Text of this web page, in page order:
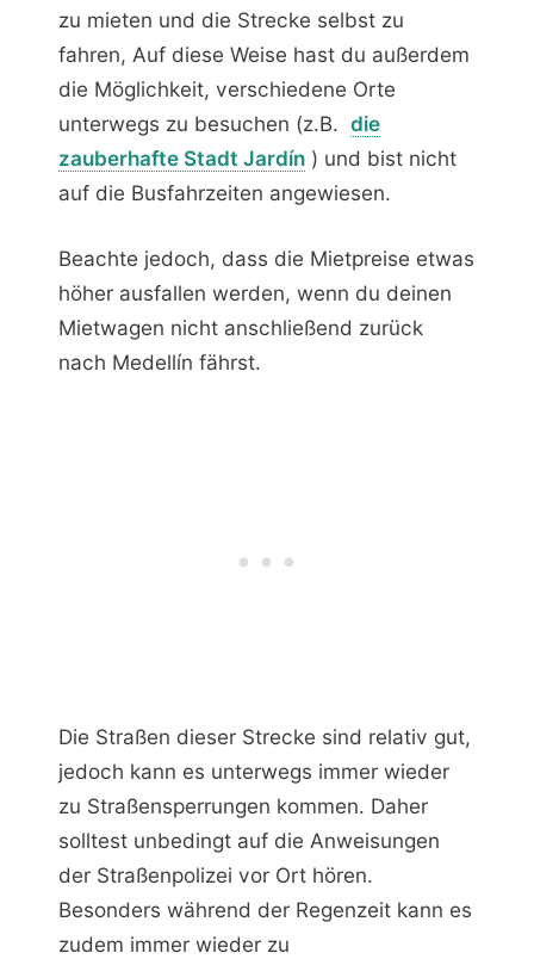
zu mieten und die Strecke selbst zu
fahren, Auf diese Weise hast du außerdem
die Möglichkeit, verschiedene Orte
unterwegs zu besuchen (z.B. die
zauberhafte Stadt Jardín ) und bist nicht
auf die Busfahrzeiten angewiesen.
Beachte jedoch, dass die Mietpreise etwas
höher ausfallen werden, wenn du deinen
Mietwagen nicht anschließend zurück
nach Medellín fährst.
Die Straßen dieser Strecke sind relativ gut,
jedoch kann es unterwegs immer wieder
zu Straßensperrungen kommen. Daher
solltest unbedingt auf die Anweisungen
der Straßenpolizei vor Ort hören.
Besonders während der Regenzeit kann es
zudem immer wieder zu